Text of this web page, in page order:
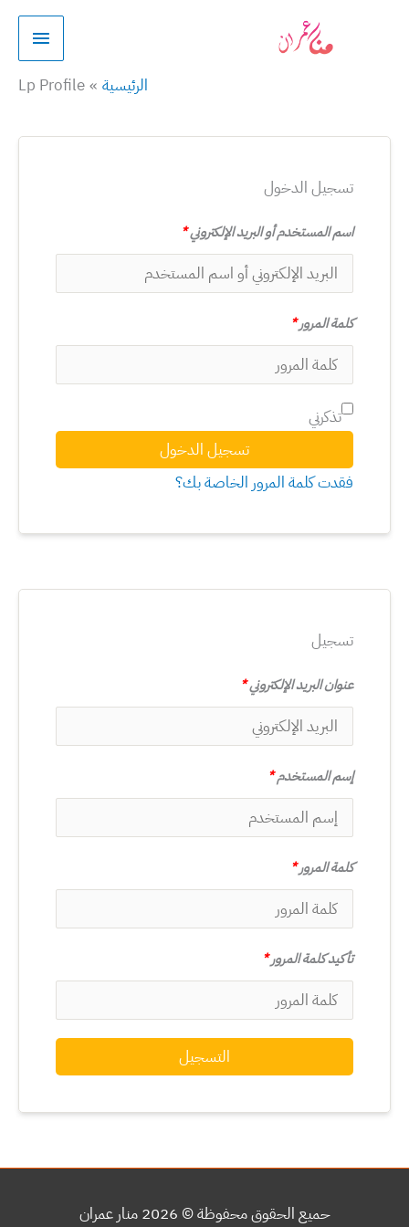
القائمة
الرئيسية Lp Profile
تسجيل الدخول
اسم المستخدم أو البريد الإلكتروني*
كلمة المرور*
تذكرني
تسجيل الدخول
فقدت كلمة المرور الخاصة بك؟
تسجيل
عنوان البريد الإلكتروني*
إسم المستخدم*
كلمة المرور*
تأكيد كلمة المرور*
التسجيل
حميع الحقوق محفوظة © 2026 منار عمران